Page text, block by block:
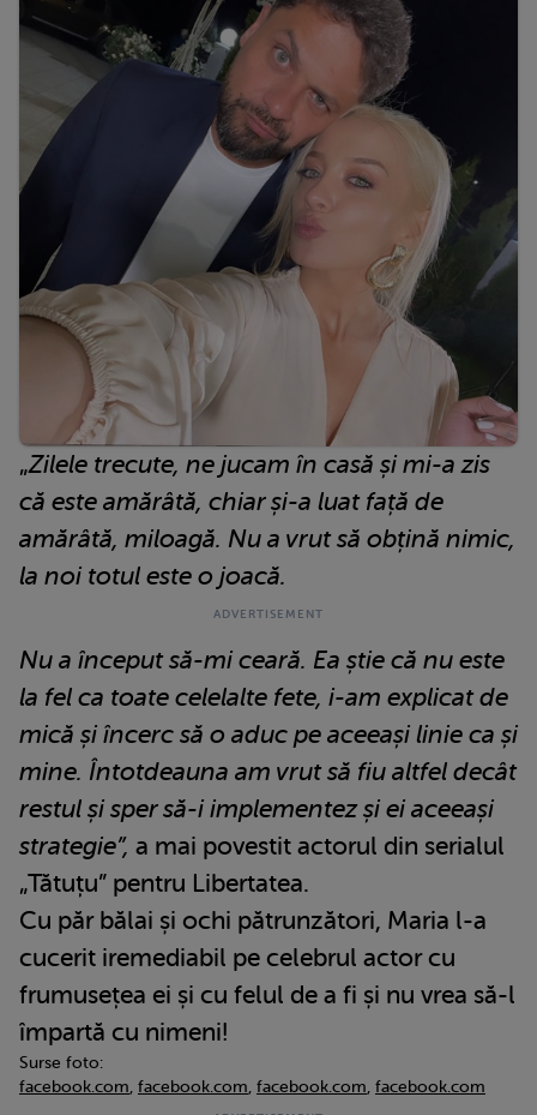
„Zilele trecute, ne jucam în casă și mi-a zis
că este amărâtă, chiar și-a luat față de
amărâtă, miloagă. Nu a vrut să obțină nimic,
la noi totul este o joacă.
Nu a început să-mi ceară. Ea știe că nu este
la fel ca toate celelalte fete, i-am explicat de
mică și încerc să o aduc pe aceeași linie ca și
mine. Întotdeauna am vrut să fiu altfel decât
restul și sper să-i implementez și ei aceeași
strategie”, a mai povestit actorul din serialul
„Tătuțu” pentru Libertatea.
Cu păr bălai și ochi pătrunzători, Maria l-a
cucerit iremediabil pe celebrul actor cu
frumusețea ei și cu felul de a fi și nu vrea să-l
împartă cu nimeni!
Surse foto:
facebook.com, facebook.com, facebook.com, facebook.com